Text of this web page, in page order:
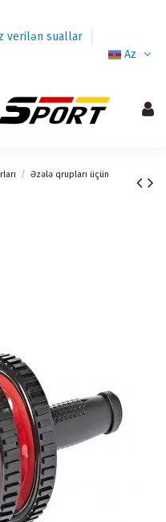
verilən suallar
Az
Əzələ qrupları üçün